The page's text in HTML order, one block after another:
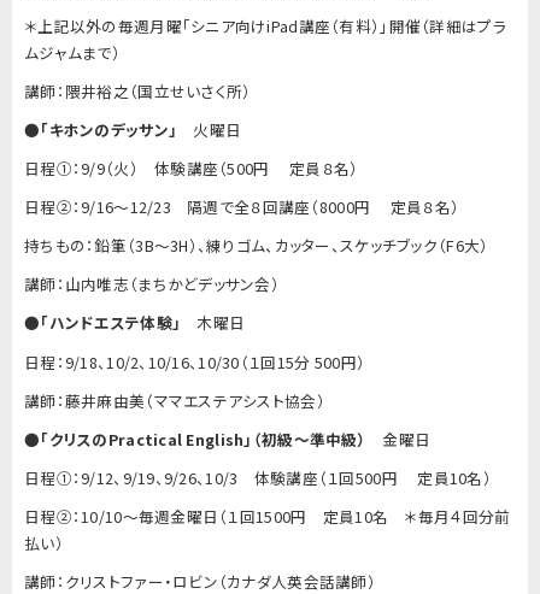
＊上記以外の毎週月曜「シニア向けiPad講座（有料）」開催（詳細はプラ
ムジャムまで）
講師：隈井裕之（国立せいさく所）
●「キホンのデッサン」 火曜日
日程①：9/9（火） 体験講座（500円 定員８名）
日程②：9/16〜12/23 隔週で全８回講座（8000円 定員８名）
持ちもの：鉛筆（3B～3H）、練りゴム、カッター、スケッチブック（F6大）
講師：山内唯志（まちかどデッサン会）
●「ハンドエステ体験」
木曜日
日程：9/18、10/2、10/16、10/30（１回15分 500円）
講師：藤井麻由美（ママエステアシスト協会）
●「クリスのPractical English 」（初級〜準中級）
金曜日
日程①：9/12、9/19、9/26、10/3 体験講座（１回500円 定員10名）
日程②：10/10〜毎週金曜日（１回1500円 定員10名 ＊毎月４回分前
払い）
講師：クリストファー・ロビン（カナダ人英会話講師）